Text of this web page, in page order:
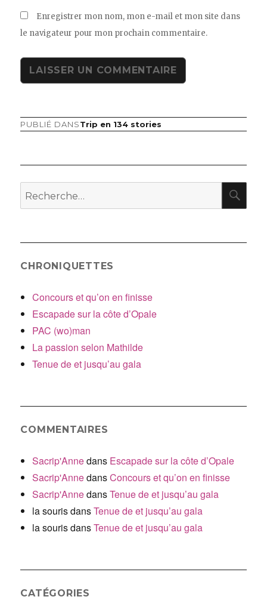
Enregistrer mon nom, mon e-mail et mon site dans
le navigateur pour mon prochain commentaire.
Navigation
l’article
PUBLIÉ DANSTrip en 134 stories
Recherche
pour
CHRONIQUETTES
Concours et qu’on en finisse
Escapade sur la côte d’Opale
PAC (wo)man
La passion selon Mathilde
Tenue de et jusqu’au gala
COMMENTAIRES
Sacrip'Annedans Escapade sur la côte d’Opale
Sacrip'AnnedansConcours et qu’on en finisse
Sacrip'AnnedansTenue de et jusqu’au gala
la sourisdansTenue de et jusqu’au gala
la sourisdansTenue de et jusqu’au gala
CATÉGORIES